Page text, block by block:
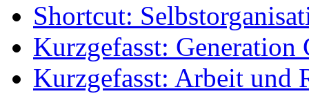
Shortcut:
Kurzgefasst: Generation
Kurzgefasst: Arbeit und